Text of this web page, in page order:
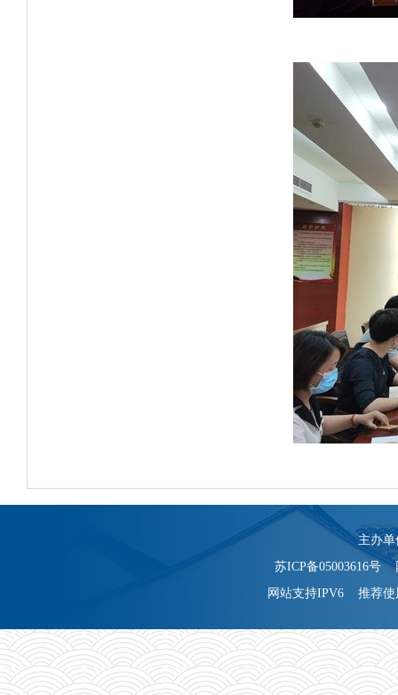
主办
苏ICP备05003616号
网站支持IPV6 推荐使